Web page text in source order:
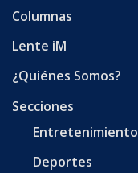
Columnas
Lente iM
¿Quiénes Somos?
Secciones
Entretenimiento
Deportes